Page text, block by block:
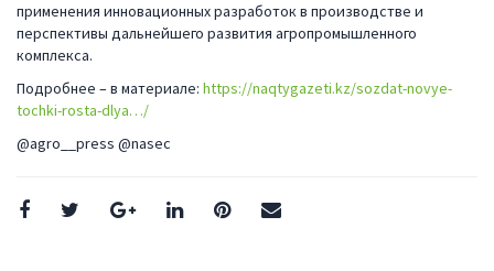
применения инновационных разработок в производстве и
перспективы дальнейшего развития агропромышленного
комплекса.
Подробнее – в материале: https://naqtygazeti.kz/sozdat-novye-
tochki-rosta-dlya…/
@agro__press @nasec